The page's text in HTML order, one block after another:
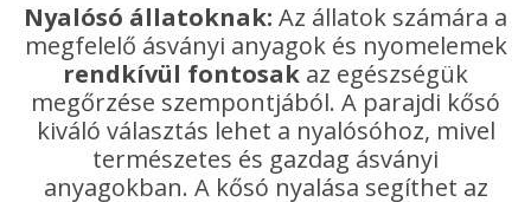
Nyalósó állatoknak: Az állatok számára a
megfelelő ásványi anyagok és nyomelemek
rendkívül fontosak az egészségük
megőrzése szempontjából. A parajdi kősó
kiváló választás lehet a nyalósóhoz, mivel
természetes és gazdag ásványi
anyagokban. A kősó nyalása segíthet az